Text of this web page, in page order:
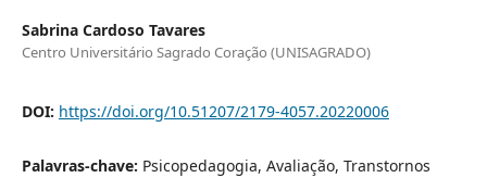
Sabrina Cardoso Tavares
Centro Universitário Sagrado Coração (UNISAGRADO)
DOI: https://doi.org/10.51207/2179-4057.20220006
Palavras-chave: Psicopedagogia, Avaliação, Transtornos